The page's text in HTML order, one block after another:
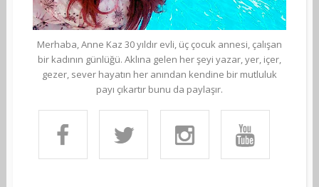
Merhaba, Anne Kaz 30 yıldır evli, üç çocuk annesi, çalışan
bir kadının günlüğü. Aklına gelen her şeyi yazar, yer, içer,
gezer, sever hayatın her anından kendine bir mutluluk
payı çıkartır bunu da paylaşır.